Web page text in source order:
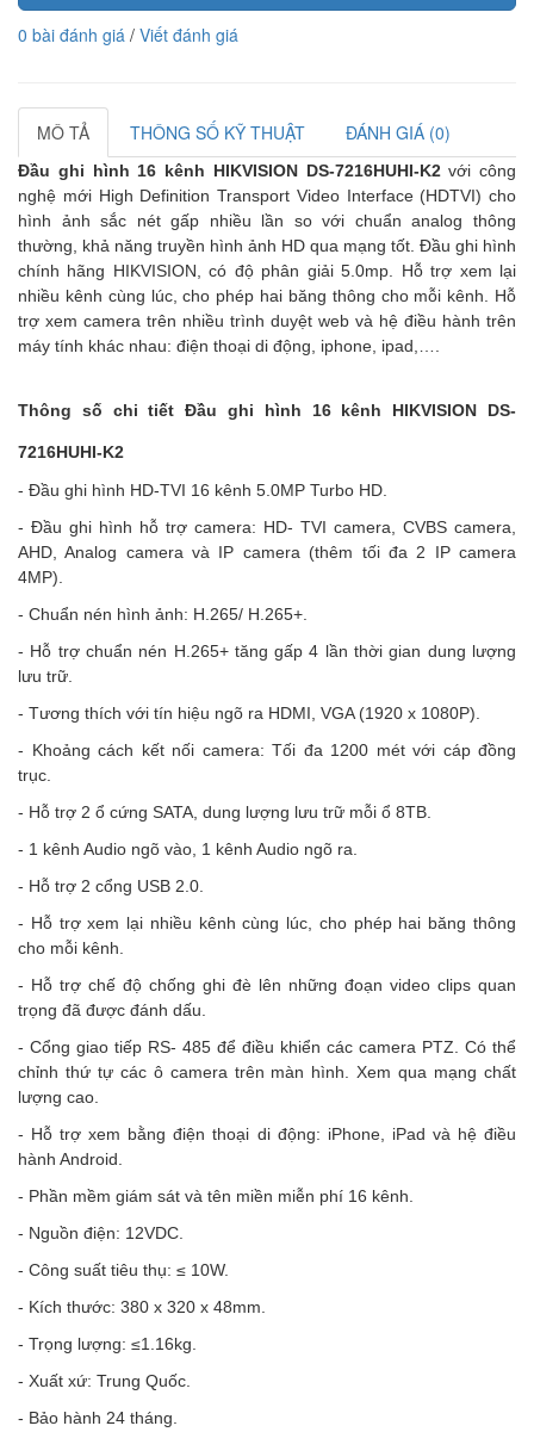
0 bài đánh giá / Viết đánh giá
MÔ TẢ THÔNG SỐ KỸ THUẬT ĐÁNH GIÁ (0)
Đầu ghi hình 16 kênh HIKVISION DS-7216HUHI-K2với công
nghệ mới High Definition Transport Video Interface (HDTVI) cho
hình ảnh sắc nét gấp nhiều lần so với chuẩn analog thông
thường, khả năng truyền hình ảnh HD qua mạng tốt. Đầu ghi hình
chính hãng HIKVISION, có độ phân giải 5.0mp. Hỗ trợ xem lại
nhiều kênh cùng lúc, cho phép hai băng thông cho mỗi kênh. Hỗ
trợ xem camera trên nhiều trình duyệt web và hệ điều hành trên
máy tính khác nhau: điện thoại di động, iphone, ipad,….
Thông số chi tiết Đầu ghi hình 16 kênh HIKVISION DS-
7216HUHI-K2
- Đầu ghi hình HD-TVI 16 kênh 5.0MP Turbo HD.
- Đầu ghi hình hỗ trợ camera: HD- TVI camera, CVBS camera,
AHD, Analog camera và IP camera (thêm tối đa 2 IP camera
4MP).
- Chuẩn nén hình ảnh: H.265/ H.265+.
- Hỗ trợ chuẩn nén H.265+ tăng gấp 4 lần thời gian dung lượng
lưu trữ.
- Tương thích với tín hiệu ngõ ra HDMI, VGA (1920 x 1080P).
- Khoảng cách kết nối camera: Tối đa 1200 mét với cáp đồng
trục.
- Hỗ trợ 2 ổ cứng SATA, dung lượng lưu trữ mỗi ổ 8TB.
- 1 kênh Audio ngõ vào, 1 kênh Audio ngõ ra.
- Hỗ trợ 2 cổng USB 2.0.
- Hỗ trợ xem lại nhiều kênh cùng lúc, cho phép hai băng thông
cho mỗi kênh.
- Hỗ trợ chế độ chống ghi đè lên những đoạn video clips quan
trọng đã được đánh dấu.
- Cổng giao tiếp RS- 485 để điều khiển các camera PTZ. Có thể
chỉnh thứ tự các ô camera trên màn hình. Xem qua mạng chất
lượng cao.
- Hỗ trợ xem bằng điện thoại di động: iPhone, iPad và hệ điều
hành Android.
- Phần mềm giám sát và tên miền miễn phí 16 kênh.
- Nguồn điện: 12VDC.
- Công suất tiêu thụ: ≤ 10W.
- Kích thước: 380 x 320 x 48mm.
- Trọng lượng: ≤1.16kg.
- Xuất xứ: Trung Quốc.
- Bảo hành 24 tháng.